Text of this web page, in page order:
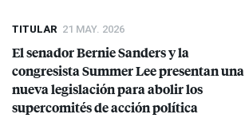
TITULAR 21 MAY. 2026
El senador Bernie Sanders y la
congresista Summer Lee presentan una
nueva legislación para abolir los
supercomités de acción política